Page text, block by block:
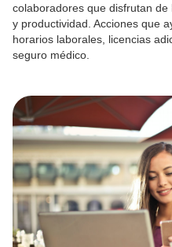
colaboradores que disfrutan
y productividad. Acciones que
horarios laborales, licencias
seguro médico.